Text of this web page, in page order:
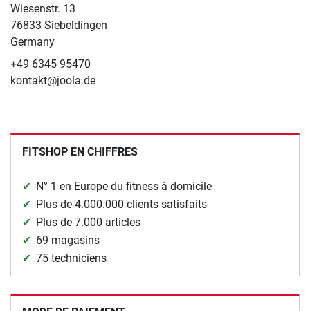
Wiesenstr. 13
76833 Siebeldingen
Germany
+49 6345 95470
kontakt@joola.de
FITSHOP EN CHIFFRES
N° 1 en Europe du fitness à domicile
Plus de 4.000.000 clients satisfaits
Plus de 7.000 articles
69 magasins
75 techniciens